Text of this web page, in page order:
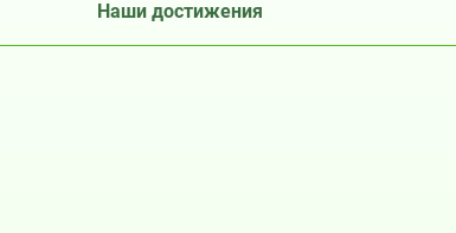
Наши достижения